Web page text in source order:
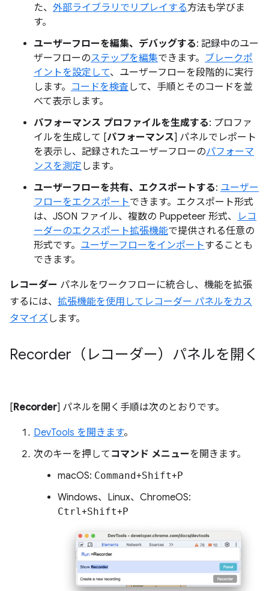
た、 外部ライブラリでリプレイする方法も学びま
す。
ユーザーフローを編集、デバッグする: 記録中のユー
ザーフローのステップを編集できます。 ブレークポ
イントを設定して、ユーザーフローを段階的に実行
します。 コードを検査して、手順とそのコードを並
べて表示します。
パフォーマンス プロファイルを生成する: プロファ
イルを生成して [パフォーマンス] パネルでレポート
を表示し、記録されたユーザーフローのパフォーマ
ンスを測定 します。
ユーザーフローを共有、エクスポートする: ユーザー
フローをエクスポートできます。エクスポート形式
は、JSON ファイル、複数の Puppeteer 形式、
レコ
ーダーのエクスポート拡張機能で提供される任意の
形式です。 ユーザーフローをインポートすることも
できます。
レコーダー パネルをワークフローに統合し、機能を拡張
するには、 拡張機能を使用してレコーダー パネルをカス
タマイズ します。
Recorder（レコーダー）パネルを開く
[Recorder] パネルを開く手順は次のとおりです。
DevTools を開きます。
次のキーを押して コマンド メニューを開きます。
macOS: Command+Shift+P
Windows、Linux、ChromeOS:
Ctrl+Shift+P